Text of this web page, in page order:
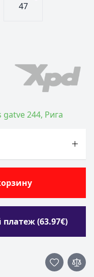
47
244, Рига
(63.97€)